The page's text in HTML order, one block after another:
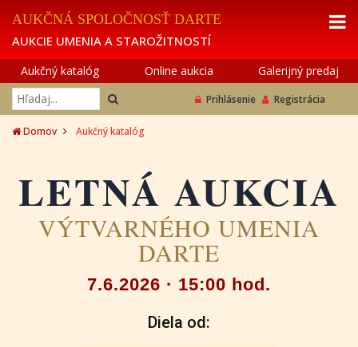
AUKČNÁ SPOLOČNOSŤ DARTE
AUKCIE UMENIA A STAROŽITNOSTÍ
Aukčný katalóg Online aukcia Galerijný predaj
Prihlásenie Registrácia
Domov Aukčný katalóg
LETNÁ AUKCIA
VÝTVARNÉHO UMENIA
DARTE
7.6.2026 · 15:00 hod.
Diela od: